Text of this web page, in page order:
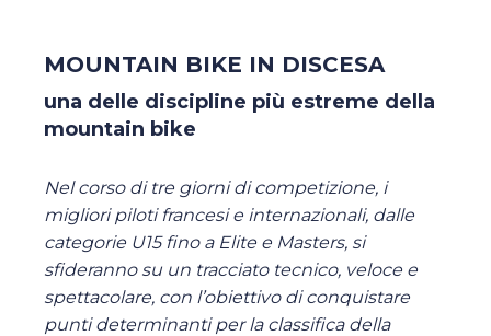
MOUNTAIN BIKE IN DISCESA
una delle discipline più estreme della
mountain bike
Nel corso di tre giorni di competizione, i
migliori piloti francesi e internazionali, dalle
categorie U15 fino a Elite e Masters, si
sfideranno su un tracciato tecnico, veloce e
spettacolare, con l’obiettivo di conquistare
punti determinanti per la classifica della